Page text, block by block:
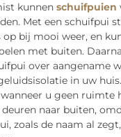
kunnen schuifpuien
Met een schuifpui
bij mooi weer, en
met buiten.
over aangename
in uw
u geen ruimte
deuren naar buiten,
zoals de naam al